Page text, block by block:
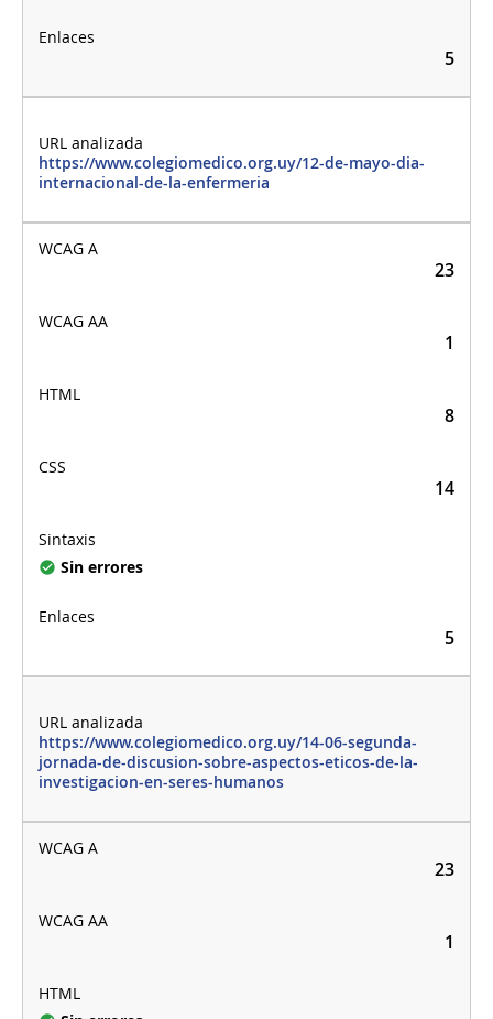
5
https://www.colegiomedico.org.uy/12-de-mayo-dia-
internacional-de-la-enfermeria
23
1
8
14
Sin errores
5
https://www.colegiomedico.org.uy/14-06-segunda-
jornada-de-discusion-sobre-aspectos-eticos-de-la-
investigacion-en-seres-humanos
23
1